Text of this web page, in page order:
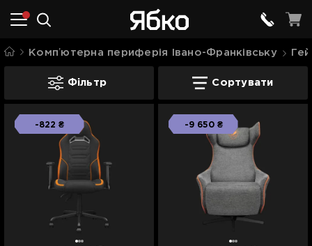
Компʼютерна периферія Івано-Франківську
Ігрові крісла Cougar Івано-Франківську
Фільтр Сортувати
-822 ₴ -9 650 ₴